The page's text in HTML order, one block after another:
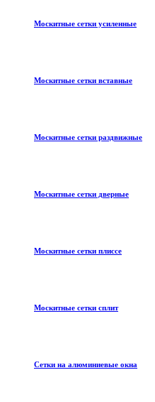
Москитные сетки усиленные
Москитные сетки вставные
Москитные сетки раздвижные
Москитные сетки дверные
Москитные сетки плиссе
Москитные сетки сплит
Сетки на алюминиевые окна